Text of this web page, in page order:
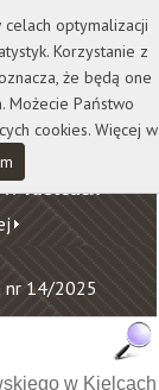
Kielcach
nr 14/2025
w Kielcach
optymalizacji
Korzystanie z
że będą one
Możecie Państwo
cookies. Więcej w